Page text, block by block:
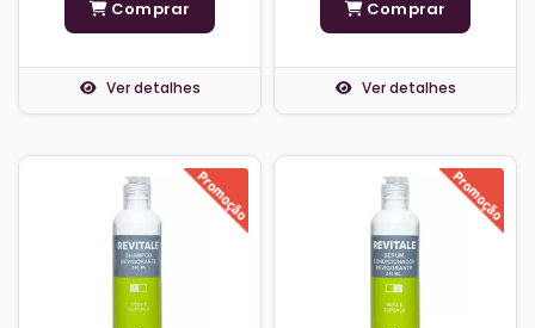
Comprar
Ver detalhes
Comprar
Ver detalhes